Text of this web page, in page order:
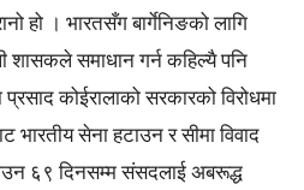
हो । भारतसँग बार्गेनिङको लागि
शासकले समाधान गर्न कहिल्यै पनि
कोईरालाको सरकारको विरोधमा
भारतीय सेना हटाउन र सीमा विवाद
६९ दिनसम्म संसदलाई अबरूद्ध